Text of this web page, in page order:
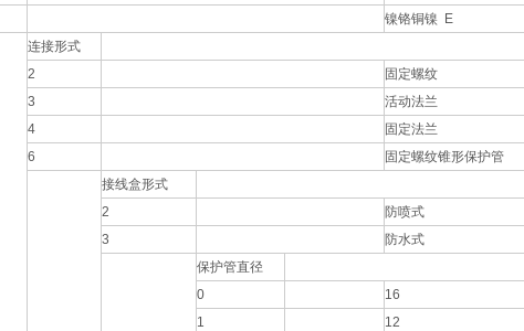
镍铬铜镍 E
连接形式
2
固定螺纹
3
活动法兰
4
固定法兰
6
固定螺纹锥形保护管
接线盒形式
2
防喷式
3
防水式
保护管直径
0
16
1
12